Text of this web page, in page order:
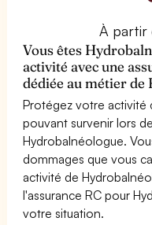
À partir
Vous êtes
activité avec une
dédiée au métier de
Protégez votre activité
pouvant survenir lors
Hydrobalnéologue.
dommages que vous
activité de
l'assurance RC pour
votre situation.